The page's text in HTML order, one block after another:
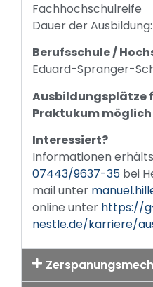
Fachhochschulreife
Dauer der
Berufsschule /
Eduard-Spranger-
Ausbildungsplätze
Praktukum möglich
Interessiert?
Informationen
07443/9637-35 bei
mail unter
online unter https://
nestle.de/karriere/